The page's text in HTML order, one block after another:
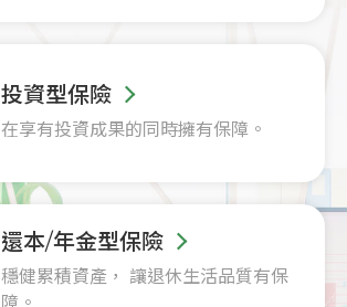
投資型保險
在享有投資成果的同時擁有保障。
還本/年金型保險
穩健累積資產， 讓退休生活品質有保